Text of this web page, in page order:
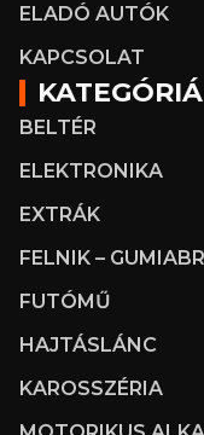
ELADÓ AUTÓK
KAPCSOLAT
BELTÉR
ELEKTRONIKA
EXTRÁK
FELNIK –
FUTÓMŰ
HAJTÁSLÁNC
KAROSSZÉRIA